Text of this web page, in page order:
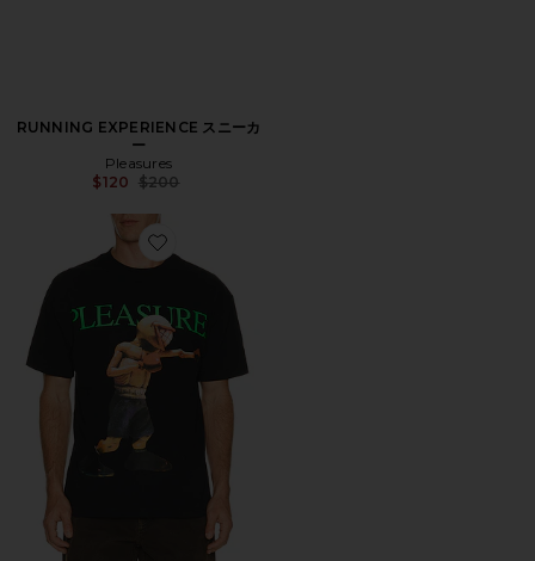
RUNNING EXPERIENCE スニーカ
ー
Pleasures
$120 Previous price:
$200
Favorite PRIMUS Tシャツ